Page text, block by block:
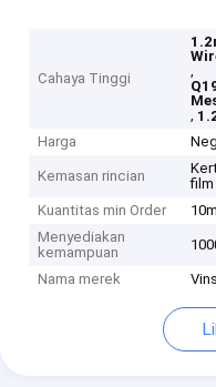
Cahaya Tinggi
,
,
Harga
Kemasan rincian
Kuantitas min Order
10m
Menyediakan
kemampuan
Nama merek